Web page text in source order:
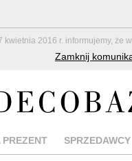
2016 r. informujemy, że
Zamknij
PREZENT SPRZEDAWCY